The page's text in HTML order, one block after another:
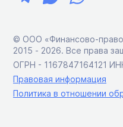
© ООО «Финансово-
2015 ‑ 2026. Все права
ОГРН - 1167847164121
Правовая информация
Политика в отношении